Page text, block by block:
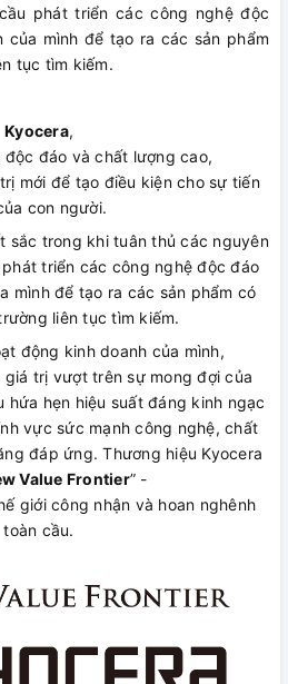
phát triển các công nghệ độc
mình để tạo ra các sản phẩm
tục tìm kiếm.
Kyocera,
đáo và chất lượng cao,
mới để tạo điều kiện cho sự tiến
con người.
sắc trong khi tuân thủ các nguyên
triển các công nghệ độc đáo
mình để tạo ra các sản phẩm có
liên tục tìm kiếm.
động kinh doanh của mình,
giá trị vượt trên sự mong đợi của
hứa hẹn hiệu suất đáng kinh ngạc
vực sức mạnh công nghệ, chất
đáp ứng. Thương hiệu Kyocera
Value Frontier” -
giới công nhận và hoan nghênh
toàn cầu.